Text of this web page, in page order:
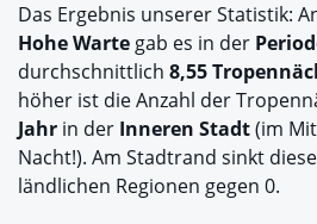
Das Ergebnis unserer Statistik:
Hohe Warte gab es in der
durchschnittlich 8,55
höher ist die Anzahl der
Jahr in der Inneren Stadt(im
Nacht!). Am Stadtrand sinkt
ländlichen Regionen gegen 0.